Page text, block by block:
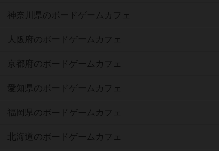
神奈川県のボードゲームカフェ
大阪府のボードゲームカフェ
京都府のボードゲームカフェ
愛知県のボードゲームカフェ
福岡県のボードゲームカフェ
北海道のボードゲームカフェ